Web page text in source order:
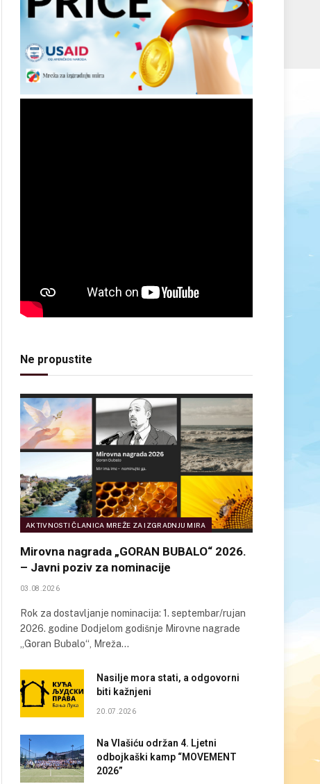
Ne propustite
AKTIVNOSTI ČLANICA MREŽE ZA IZGRADNJU MIRA
Mirovna nagrada „GORAN BUBALO“ 2026.
– Javni poziv za nominacije
03.08.2026
Rok za dostavljanje nominacija: 1. septembar/rujan
2026. godine Dodjelom godišnje Mirovne nagrade
„Goran Bubalo“, Mreža…
Nasilje mora stati, a odgovorni
biti kažnjeni
20.07.2026
Na Vlašiću održan 4. Ljetni
odbojkaški kamp “MOVEMENT
2026”